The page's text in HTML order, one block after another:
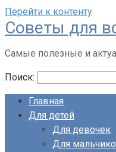
Перейти к контенту
Советы для
Самые полезные и
Поиск:
Главная
Для детей
Для девочек
Для